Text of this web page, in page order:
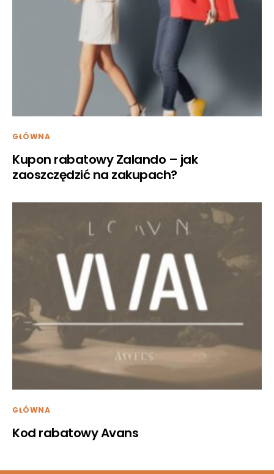
GŁÓWNA
Kupon rabatowy Zalando – jak
zaoszczędzić na zakupach?
GŁÓWNA
Kod rabatowy Avans